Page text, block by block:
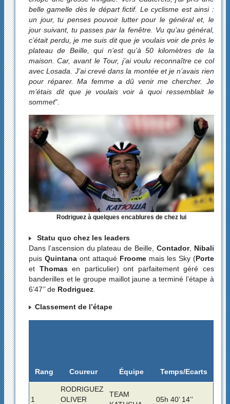
belle gamelle dès le départ fictif. Le cyclisme est ainsi :
un jour, tu penses pouvoir lutter pour le général et, le
jour suivant, tu passes par la fenêtre. Vu qu’au général,
c’était perdu, je me suis dit que je voulais voir de près le
plateau de Beille, qui n’est qu’à 50 kilomètres de la
maison. Car, avant le Tour, j’ai voulu reconnaître ce col
avec Losada. J’ai crevé dans la montée et je n’avais rien
pour réparer. Ma femme a dû venir me chercher. Je
m’étais dit que je voulais voir à quoi ressemblait le
sommet".
Rodriguez à quelques encablures de chez lui
Statu quo chez les leaders
Dans l’ascension du plateau de Beille, Contador, Nibali
puisQuintanaont attaquéFroomemais les Sky (Porte
et Thomasen particulier) ont parfaitement géré ces
banderilles et le groupe maillot jaune a terminé l’étape à
6’47’’ de Rodriguez.
Classement de l’étape
Rang Coureur Équipe Temps/Ecarts
1
RODRIGUEZ
OLIVER
TEAM
05h 40’ 14’’